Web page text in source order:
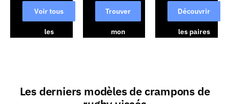
Voir tous
les
Trouver
mon
Découvrir
les paires
Les derniers modèles de crampons de